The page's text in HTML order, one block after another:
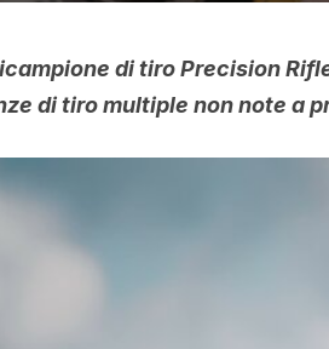
di tiro Precision
di tiro multiple non note a